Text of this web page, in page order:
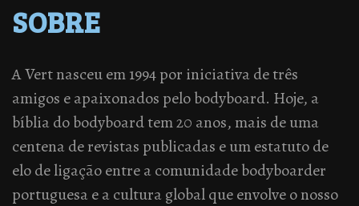
SOBRE
A Vert nasceu em 1994 por iniciativa de três
amigos e apaixonados pelo bodyboard. Hoje, a
bíblia do bodyboard tem 20 anos, mais de uma
centena de revistas publicadas e um estatuto de
elo de ligação entre a comunidade bodyboarder
portuguesa e a cultura global que envolve o nosso